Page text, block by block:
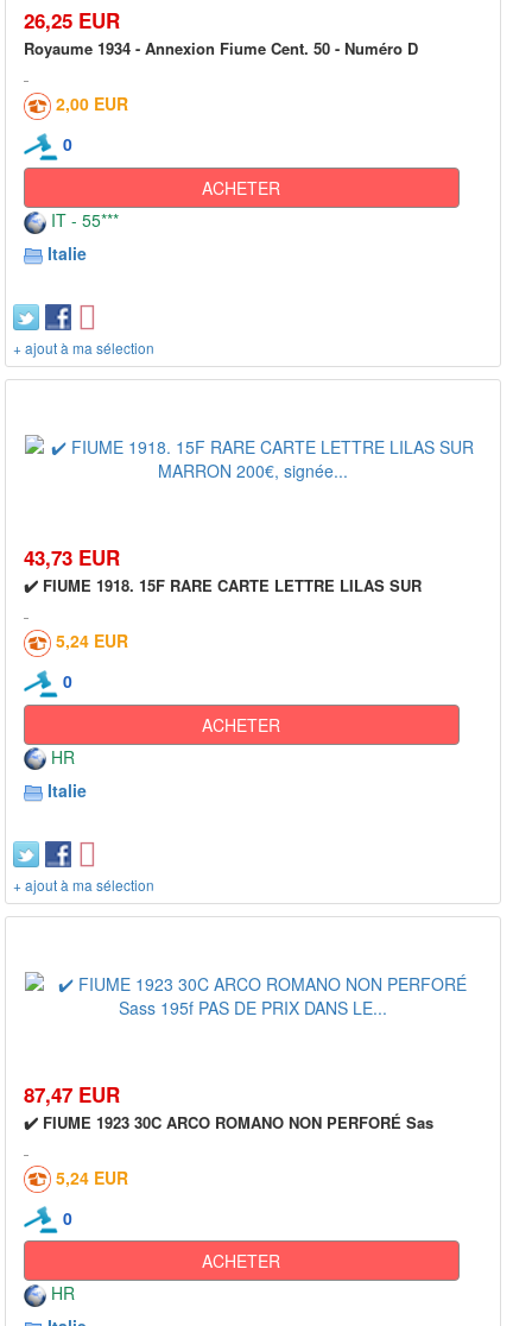
26,25 EUR
Royaume 1934 - Annexion Fiume Cent. 50 - Numéro D
2,00 EUR
0
ACHETER
IT - 55***
Italie
+ ajout à ma sélection
43,73 EUR
✔️ FIUME 1918. 15F RARE CARTE LETTRE LILAS SUR
5,24 EUR
0
ACHETER
HR
Italie
+ ajout à ma sélection
87,47 EUR
✔️ FIUME 1923 30C ARCO ROMANO NON PERFORÉ Sas
5,24 EUR
0
ACHETER
HR